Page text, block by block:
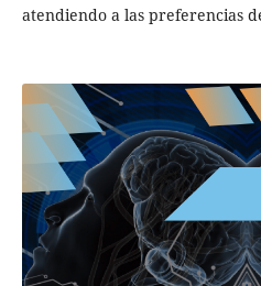
atendiendo a las preferencias